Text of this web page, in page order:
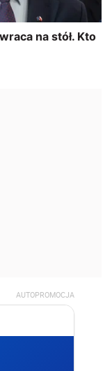
AUTOPROMOCJA